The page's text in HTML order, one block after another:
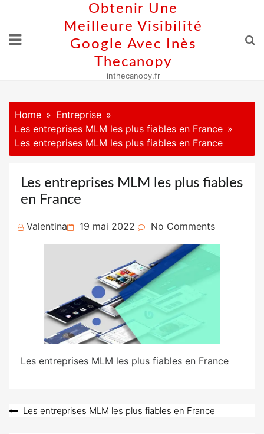
content
Obtenir Une
Meilleure Visibilité
Google Avec Inès
Thecanopy
inthecanopy.fr
Home
Entreprise
Les entreprises MLM les plus fiables en France
Les entreprises MLM les plus fiables en France
Les entreprises MLM les plus fiables
en France
Valentina Posted
on
19 mai 2022 No Comments
Les entreprises MLM les plus fiables en France
Navigation
Les entreprises MLM les plus fiables en France